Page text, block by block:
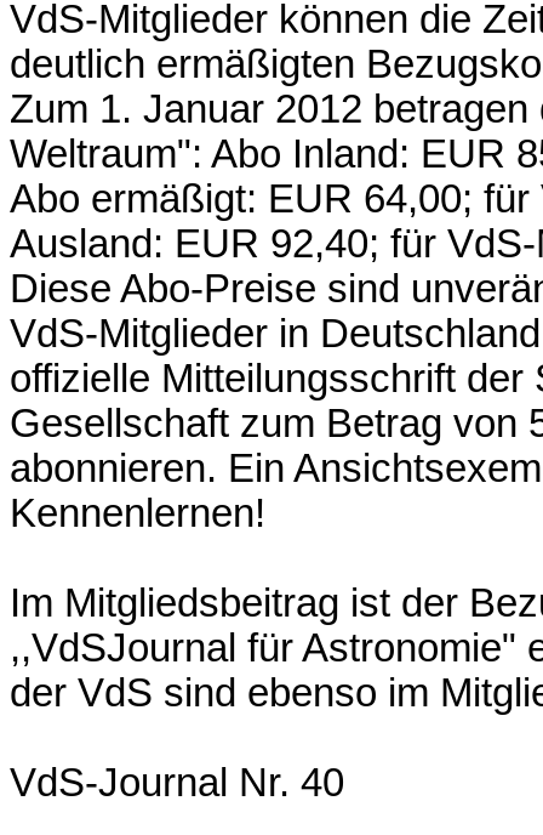
VdS-Mitglieder können die
deutlich ermäßigten
Zum 1. Januar 2012
Weltraum": Abo Inland: EUR
Abo ermäßigt: EUR 64,00;
Ausland: EUR 92,40; für
Diese Abo-Preise sind
VdS-Mitglieder in
offizielle Mitteilungsschrift
Gesellschaft zum Betrag von
abonnieren. Ein
Kennenlernen!
Im Mitgliedsbeitrag ist der
,,VdSJournal für Astronomie"
der VdS sind ebenso im
VdS-Journal Nr. 40